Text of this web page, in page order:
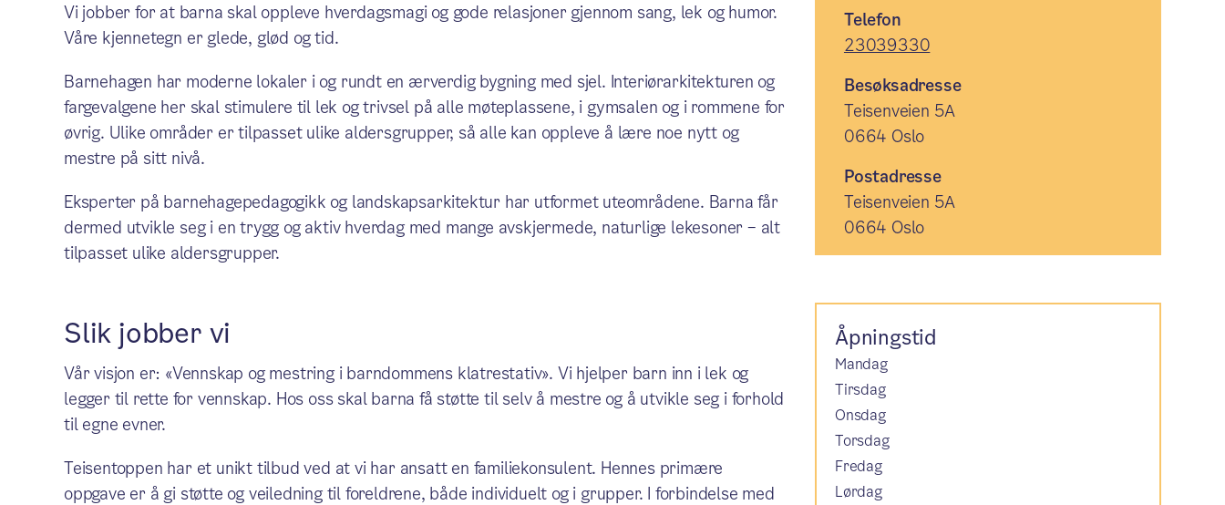
Vi jobber for at barna skal oppleve hverdagsmagi og gode relasjoner gjennom sang, lek og humor.
Våre kjennetegn er glede, glød og tid.
Barnehagen har moderne lokaler i og rundt en ærverdig bygning med sjel. Interiørarkitekturen og
fargevalgene her skal stimulere til lek og trivsel på alle møteplassene, i gymsalen og i rommene for
øvrig. Ulike områder er tilpasset ulike aldersgrupper, så alle kan oppleve å lære noe nytt og
mestre på sitt nivå.
Eksperter på barnehagepedagogikk og landskapsarkitektur har utformet uteområdene. Barna får
dermed utvikle seg i en trygg og aktiv hverdag med mange avskjermede, naturlige lekesoner – alt
tilpasset ulike aldersgrupper.
Slik jobber vi
Vår visjon er: «Vennskap og mestring i barndommens klatrestativ». Vi hjelper barn inn i lek og
legger til rette for vennskap. Hos oss skal barna få støtte til selv å mestre og å utvikle seg i forhold
til egne evner.
Teisentoppen har et unikt tilbud ved at vi har ansatt en familiekonsulent. Hennes primære
oppgave er å gi støtte og veiledning til foreldrene, både individuelt og i grupper. I forbindelse med
Telefon
23039330
Besøksadresse
Teisenveien 5A
0664 Oslo
Postadresse
Teisenveien 5A
0664 Oslo
Åpningstid
Mandag
Tirsdag
Onsdag
Torsdag
Fredag
Lørdag